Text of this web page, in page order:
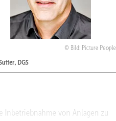
Bild: Picture People
DGS
Inbetriebnahme von Anlagen zu